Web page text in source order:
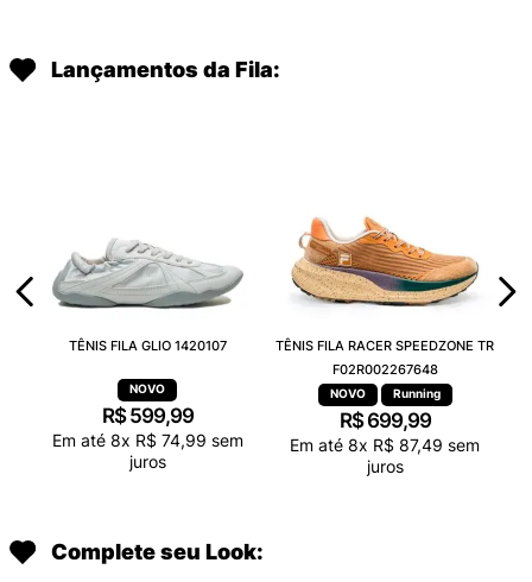
Lançamentos da Fila:
TÊNIS FILA GLIO 1420107
R$ 599,99
Em até 8x R$ 74,99 sem
juros
TÊNIS FILA RACER SPEEDZONE TR
F02R002267648
Running
R$ 699,99
Em até 8x R$ 87,49 sem
juros
Complete seu Look: